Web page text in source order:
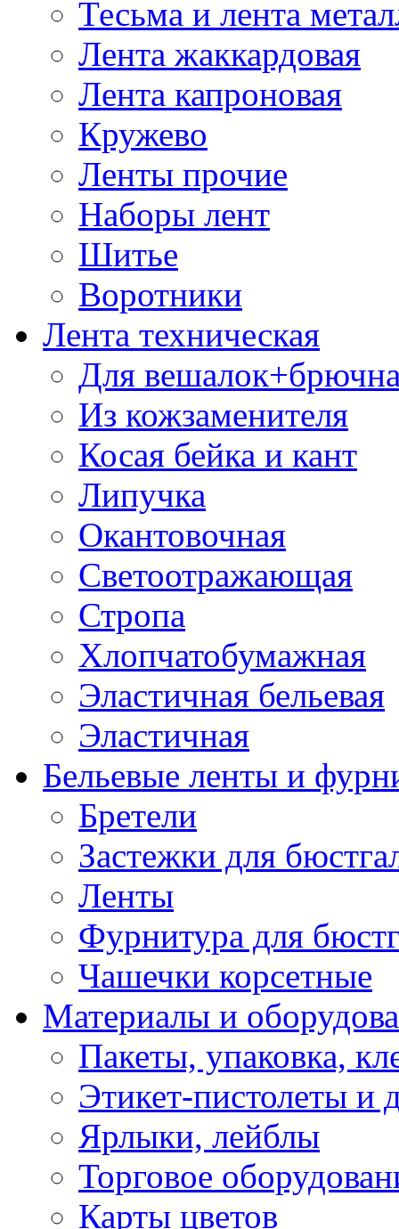
Тесьма и лента
Лента жаккардовая
Лента капроновая
Кружево
Ленты прочие
Наборы лент
Шитье
Воротники
Лента техническая
Для
Из кожзаменителя
Косая бейка и кант
Липучка
Окантовочная
Светоотражающая
Стропа
Хлопчатобумажная
Эластичная бельевая
Эластичная
Бельевые ленты и
Бретели
Застежки для
Ленты
Фурнитура для
Чашечки корсетные
Материалы и
Пакеты, упаковка,
Этикет-пистолеты и
Ярлыки, лейблы
Торговое
Карты цветов